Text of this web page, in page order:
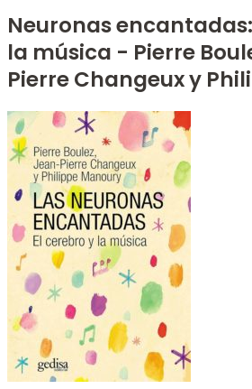
Neuronas
la música - Pierre
Pierre Changeux y